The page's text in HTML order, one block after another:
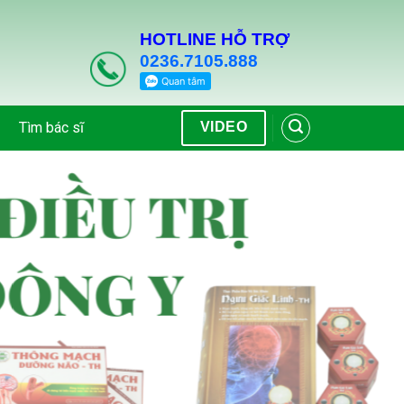
HOTLINE HỖ TRỢ
0236.7105.888
Tìm bác sĩ VIDEO